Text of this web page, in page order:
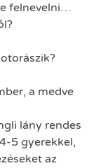
felnevelni…
a medve
lány rendes
5 gyerekkel,
az